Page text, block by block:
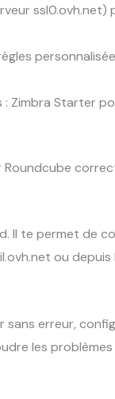
ssl0.ovh.net)
Starter
Roundcube
Il te permet de
ou depuis
erreur,
les